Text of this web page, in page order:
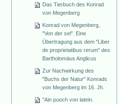
Das Tierbuch des Konrad
von Megenberg
Konrad von Megenberg,
"Von der sel". Eine
Übertragung aus dem "Liber
de proprietatibus rerum" des
Bartholomäus Anglicus
Zur Nachwirkung des
"Buchs der Natur" Konrads
von Megenberg im 16. Jh.
"Ain puoch von latein.